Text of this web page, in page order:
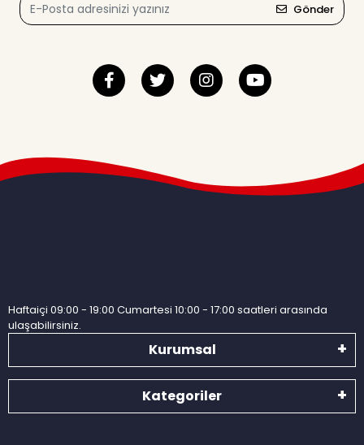
Gönder
Haftaiçi 09:00 - 19:00 Cumartesi 10:00 - 17:00 saatleri arasında
ulaşabilirsiniz.
Kurumsal
Kategoriler